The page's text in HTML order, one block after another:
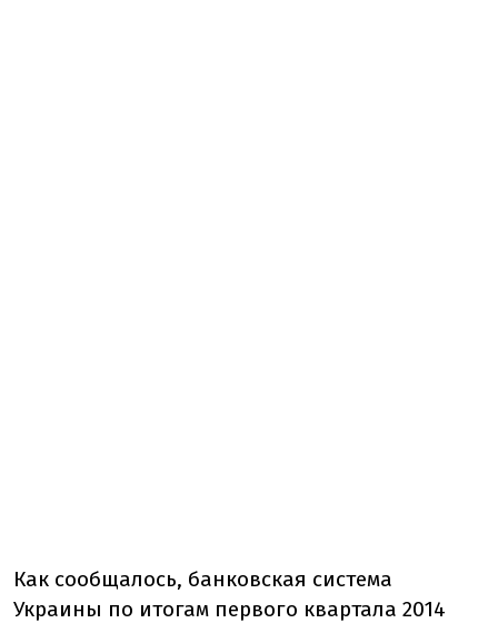
Как сообщалось, банковская система
Украины по итогам первого квартала 2014